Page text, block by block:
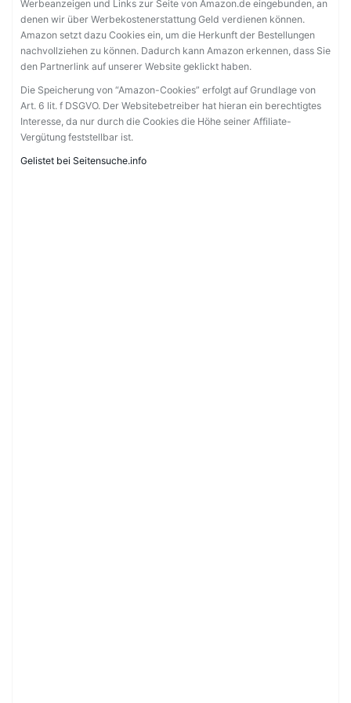
Werbeanzeigen und Links zur Seite von Amazon.de eingebunden, an
denen wir über Werbekostenerstattung Geld verdienen können.
Amazon setzt dazu Cookies ein, um die Herkunft der Bestellungen
nachvollziehen zu können. Dadurch kann Amazon erkennen, dass Sie
den Partnerlink auf unserer Website geklickt haben.
Die Speicherung von “Amazon-Cookies” erfolgt auf Grundlage von
Art. 6 lit. f DSGVO. Der Websitebetreiber hat hieran ein berechtigtes
Interesse, da nur durch die Cookies die Höhe seiner Affiliate-
Vergütung feststellbar ist.
Gelistet bei Seitensuche.info